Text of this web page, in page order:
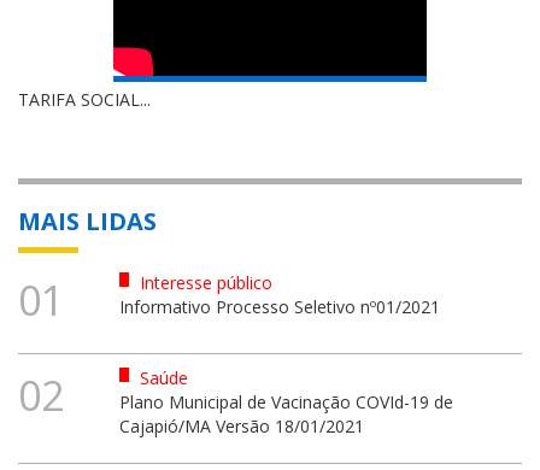
TARIFA SOCIAL...
MAIS LIDAS
01
Interesse público
Informativo Processo Seletivo nº01/2021
02
Saúde
Plano Municipal de Vacinação COVId-19 de
Cajapió/MA Versão 18/01/2021